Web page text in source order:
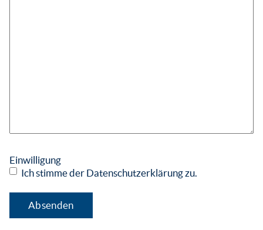
Einwilligung
Ich stimme der Datenschutzerklärung zu.